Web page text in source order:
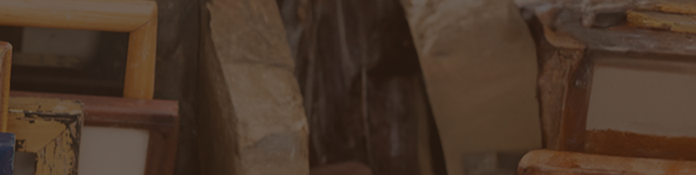
الوزارة التشريعات والقرارات